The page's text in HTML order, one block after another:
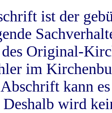
ist der
Original-
im
kann
Deshalb wird